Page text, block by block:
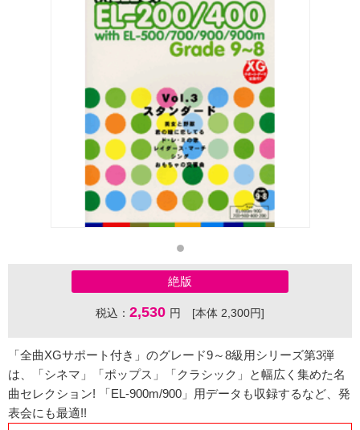
絶版
税込： 2,530 円 [本体 2,300円]
「全曲XGサポート付き」のグレード9～8級用シリーズ第3弾
は、「シネマ」「ポップス」「クラシック」と幅広く集めた名
曲セレクション! 「EL-900m/900」用データも収録するなど、発
表会にも最適!!